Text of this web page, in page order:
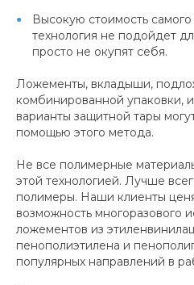
Высокую стоимость
технология не подойдет
просто не окупят себя.
Ложементы, вкладыши,
комбинированной упаковки,
варианты защитной тары
помощью этого метода.
Не все полимерные
этой технологией. Лучше
полимеры. Наши клиенты
возможность многоразового
ложементов из
пенополиэтилена и
популярных направлений в